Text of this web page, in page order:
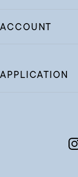
ACCOUNT
APPLICATION